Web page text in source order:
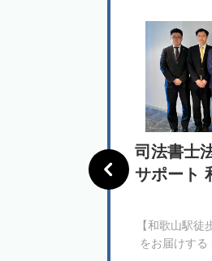
ジャンス司法
司法書士
サポート
【和歌山駅
をお届けする